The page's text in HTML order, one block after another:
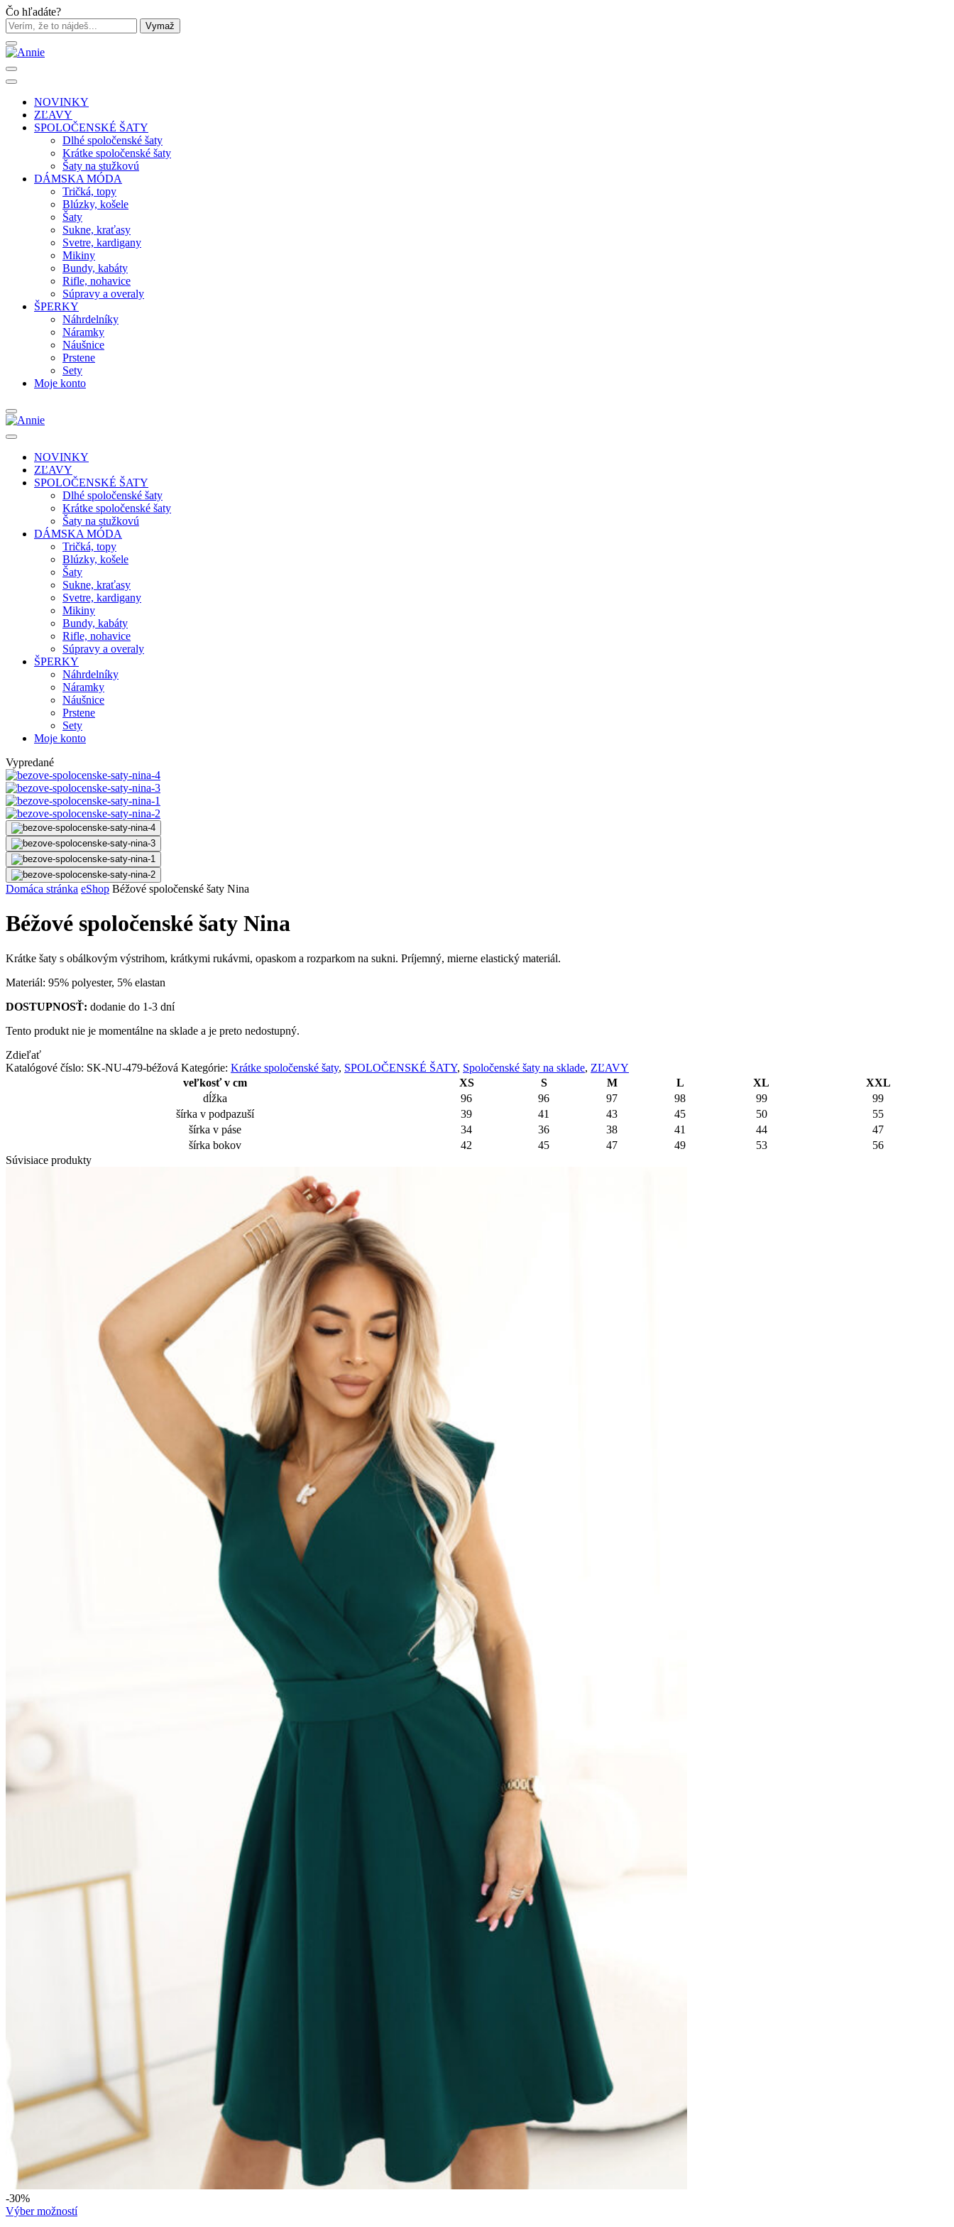
Čo hľadáte?
Vymaž
NOVINKY
ZĽAVY
SPOLOČENSKÉ ŠATY
Dlhé spoločenské šaty
Krátke spoločenské šaty
Šaty na stužkovú
DÁMSKA MÓDA
Tričká, topy
Blúzky, košele
Šaty
Sukne, kraťasy
Svetre, kardigany
Mikiny
Bundy, kabáty
Rifle, nohavice
Súpravy a overaly
ŠPERKY
Náhrdelníky
Náramky
Náušnice
Prstene
Sety
Moje konto
NOVINKY
ZĽAVY
SPOLOČENSKÉ ŠATY
Dlhé spoločenské šaty
Krátke spoločenské šaty
Šaty na stužkovú
DÁMSKA MÓDA
Tričká, topy
Blúzky, košele
Šaty
Sukne, kraťasy
Svetre, kardigany
Mikiny
Bundy, kabáty
Rifle, nohavice
Súpravy a overaly
ŠPERKY
Náhrdelníky
Náramky
Náušnice
Prstene
Sety
Moje konto
Vypredané
Domáca stránka eShop Béžové spoločenské šaty Nina
Béžové spoločenské šaty Nina
Krátke šaty s obálkovým výstrihom, krátkymi rukávmi, opaskom a rozparkom na sukni. Príjemný, mierne elastický materiál.
Materiál: 95% polyester, 5% elastan
DOSTUPNOSŤ: dodanie do 1-3 dní
Tento produkt nie je momentálne na sklade a je preto nedostupný.
Zdieľať
Katalógové číslo: SK-NU-479-béžová Kategórie: Krátke spoločenské šaty, SPOLOČENSKÉ ŠATY, Spoločenské šaty na sklade, ZĽAVY
veľkosť v cm
XS S M L XL
XXL
dĺžka
96 96 97 98 99
99
šírka v podpazuší
39 41 43 45 50
55
šírka v páse
34 36 38 41 44
47
šírka bokov
42 45 47 49 53
56
Súvisiace produkty
-30%
Výber možnostíTento